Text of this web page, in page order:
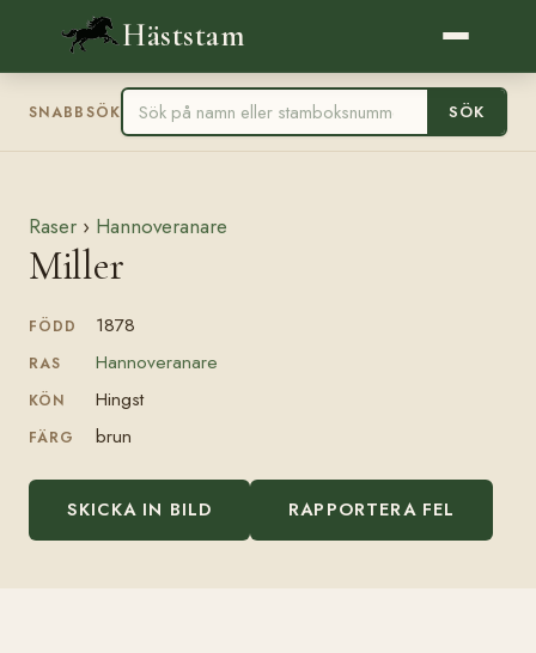
Häststam
SNABBSÖK SÖK
Raser › Hannoveranare
Miller
FÖDD 1878
RAS Hannoveranare
KÖN Hingst
FÄRG brun
SKICKA IN BILD RAPPORTERA FEL